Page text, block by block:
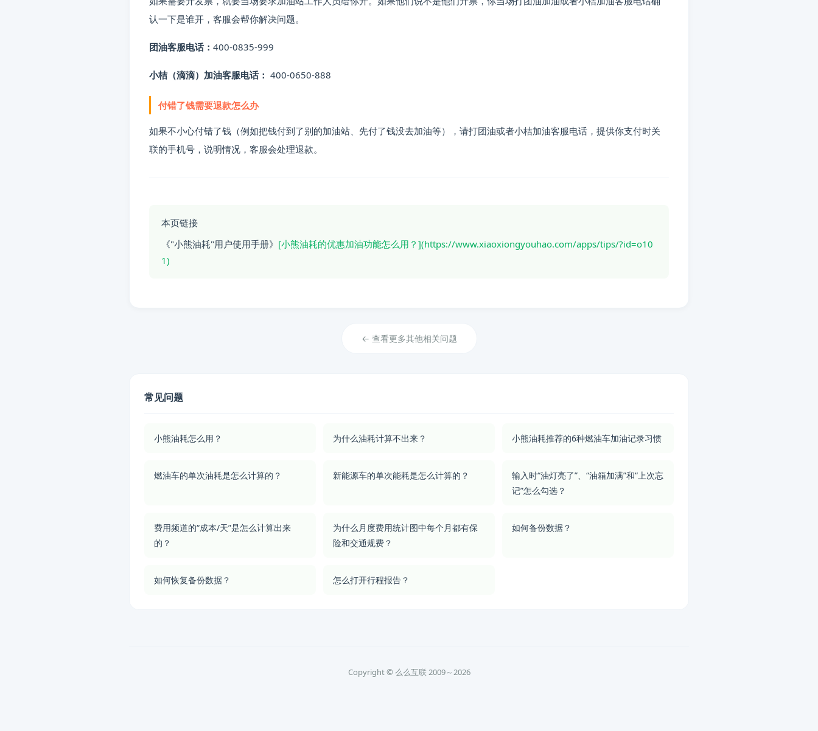
认一下是谁开，客服会帮你解决问题。
团油客服电话： 400-0835-999
小桔（滴滴）加油客服电话： 400-0650-888
付错了钱需要退款怎么办
如果不小心付错了钱（例如把钱付到了别的加油站、先付了钱没去加油等），请打团油或者小桔加油客服电话，提供你支付时关
联的手机号，说明情况，客服会处理退款。
本页链接
《"小熊油耗"用户使用手册》 [小熊油耗的优惠加油功能怎么用？](https://www.xiaoxiongyouhao.com/apps/tips/?id=o10
1)
← 查看更多其他相关问题
常见问题
小熊油耗怎么用？ 为什么油耗计算不出来？ 小熊油耗推荐的6种燃油车加油记录习惯
燃油车的单次油耗是怎么计算的？ 新能源车的单次能耗是怎么计算的？
输入时“油灯亮了”、“油箱加满”和“上次忘
记”怎么勾选？
费用频道的“成本/天”是怎么计算出来
的？
为什么月度费用统计图中每个月都有保
险和交通规费？
如何备份数据？
如何恢复备份数据？ 怎么打开行程报告？
Copyright © 么么互联 2009～2026